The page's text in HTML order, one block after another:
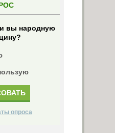
вы народную
опроса